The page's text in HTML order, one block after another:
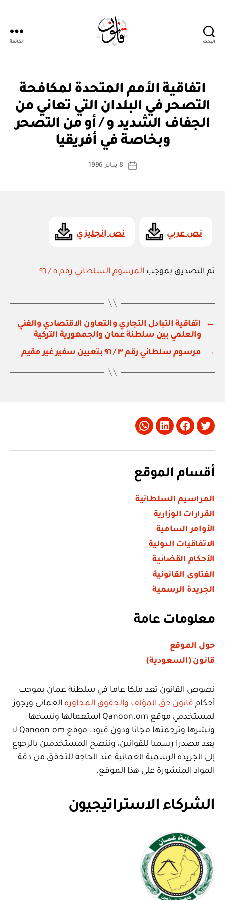
البحث القائمة
التصنيفات
اتفاقية الأمم المتحدة لمكافحة
التصحر في البلدان التي تعاني من
الجفاف الشديد و / أو من التصحر
وبخاصة في أفريقيا
كاتب
بو
ا
س
ة
تاريخ
8 يناير 1996
نص عربي نص إنجليزي
تم التصديق بموجب المرسوم السلطاني رقم ٥ / ٩٦ .
←
اتفاقية التبادل التجاري والتعاون الاقتصادي والفني
والعلمي بين سلطنة عمان والجمهورية التركية
→
مرسوم سلطاني رقم ٣ / ٩٦ بتعيين سفير غير مقيم
Twitter
Facebook
LinkedIn
Whatsapp
أقسام الموقع
المراسيم السلطانية
القرارات الوزارية
الأوامر السامية
الاتفاقيات الدولية
الأحكام القضائية
الفتاوى القانونية
الجريدة الرسمية
معلومات عامة
حول الموقع
قانون (السعودية)
نصوص القانون تعد ملكا عاما في سلطنة عمان بموجب
أحكام قانون حق المؤلف والحقوق المجاورة العماني ويجوز
لمستخدمي موقع Qanoon.om استعمالها ونسخها
ونشرها وترجمتها مجانا ودون قيود. موقع Qanoon.om لا
يعد مصدرا رسميا للقوانين، وننصح المستخدمين بالرجوع
إلى الجريدة الرسمية العمانية عند الحاجة للتحقق من دقة
المواد المنشورة على هذا الموقع.
الشركاء الاستراتيجيون